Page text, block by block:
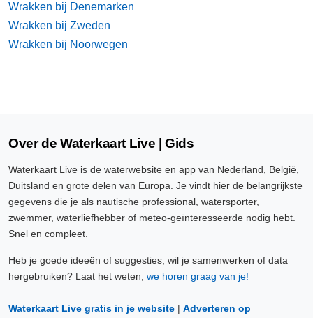
Wrakken bij Denemarken
Wrakken bij Zweden
Wrakken bij Noorwegen
Over de Waterkaart Live | Gids
Waterkaart Live is de waterwebsite en app van Nederland, België,
Duitsland en grote delen van Europa. Je vindt hier de belangrijkste
gegevens die je als nautische professional, watersporter,
zwemmer, waterliefhebber of meteo-geïnteresseerde nodig hebt.
Snel en compleet.
Heb je goede ideeën of suggesties, wil je samenwerken of data
hergebruiken? Laat het weten, we horen graag van je!
Waterkaart Live gratis in je website | Adverteren op